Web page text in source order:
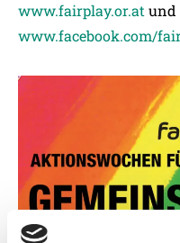
www.fairplay.or.at und
www.facebook.com/